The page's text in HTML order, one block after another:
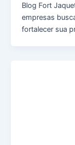
Blog Fort
empresas
fortalecer sua